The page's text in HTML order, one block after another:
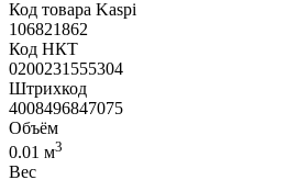
Код товара Kaspi
106821862
Код НКТ
0200231555304
Штрихкод
4008496847075
Объём
0.01 м3
Вес